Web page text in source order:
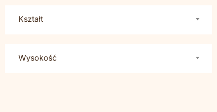
Kształt
Wysokość